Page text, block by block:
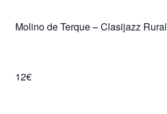
Molino de Terque – Clasijazz Rural
12€